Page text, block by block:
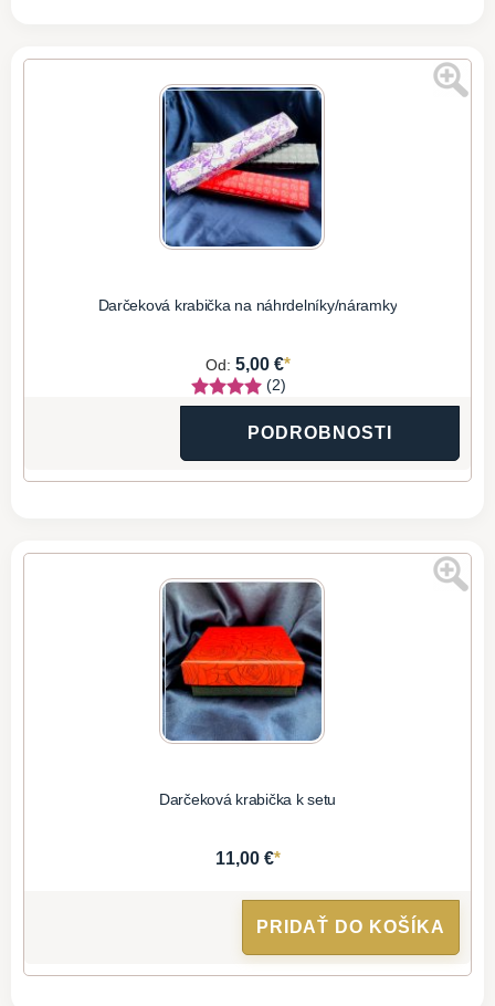
Darčeková krabička na náhrdelníky/náramky
Od: 5,00 €*
(2)
PODROBNOSTI
Darčeková krabička k setu
11,00 €*
PRIDAŤ DO KOŠÍKA